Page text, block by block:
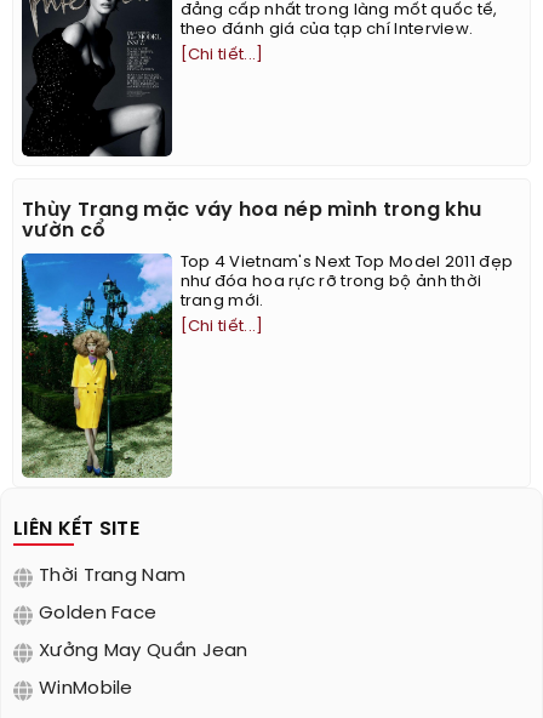
đẳng cấp nhất trong làng mốt quốc tế,
theo đánh giá của tạp chí Interview.
[Chi tiết...]
Thùy Trang mặc váy hoa nép mình trong khu
vườn cổ
Top 4 Vietnam's Next Top Model 2011 đẹp
như đóa hoa rực rỡ trong bộ ảnh thời
trang mới.
[Chi tiết...]
LIÊN KẾT SITE
Thời Trang Nam
Golden Face
Xưởng May Quần Jean
WinMobile